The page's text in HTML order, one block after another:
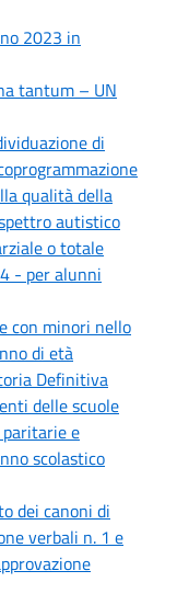
2023 in
tantum – UN
di
qualità della
autistico
o totale
- per alunni
con minori nello
di età
Definitiva
delle scuole
paritarie e
scolastico
dei canoni di
verbali n. 1 e